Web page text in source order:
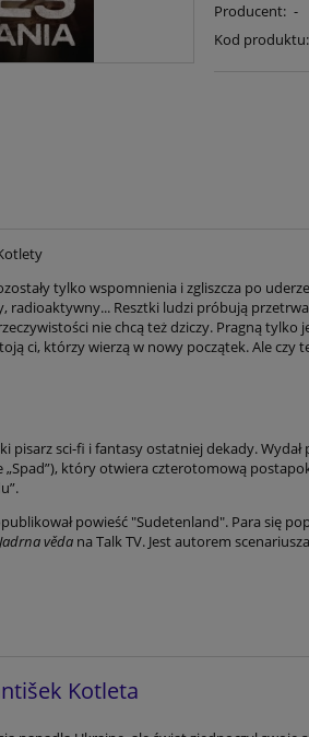
Producent: -
Kod produktu:
tylko wspomnienia i zgliszcza po
radioaktywny... Resztki ludzi próbują
nie chcą też dziczy. Pragną
ci, którzy wierzą w nowy początek. Ale czy
pisarz sci-fi i fantasy ostatniej dekady. Wydał
„Spad”), który otwiera czterotomową
powieść "Sudetenland". Para się
Jadrna věda na Talk TV. Jest autorem
Kotleta